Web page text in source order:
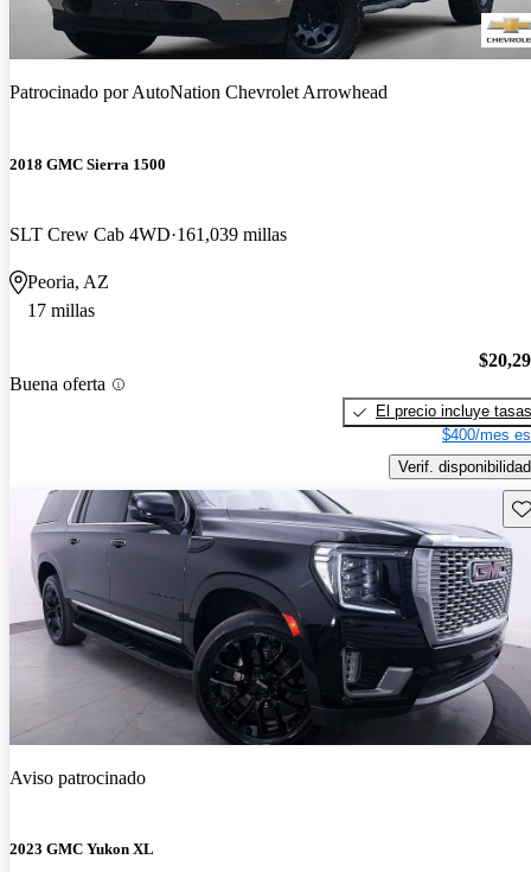
Patrocinado porAutoNation Chevrolet Arrowhead
2018 GMC Sierra 1500
SLT Crew Cab 4WD 161,039 millas
Peoria, AZ
17 millas
Buena oferta
El precio incluye tasas
$400/mes
Verif. disponibilidad
Aviso patrocinado
2023 GMC Yukon XL